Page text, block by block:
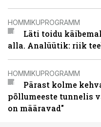
HOMMIKUPROGRAMM
Läti toidu
alla. Analüütik: riik
HOMMIKUPROGRAMM
Pärast kolme
põllumeeste tunnelis
on määravad"